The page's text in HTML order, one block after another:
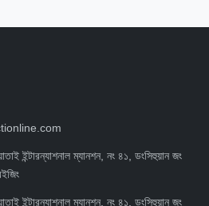
ইন্টারন্যাশনাল ম্যানশন, নং ৪১, ডংসিহুয়ান জং
ইন্টারন্যাশনাল ম্যানশন, নং ৪১, ডংসিহুয়ান জং